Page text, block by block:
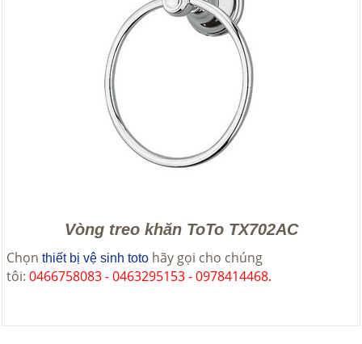
Vòng treo khăn ToTo TX702AC
Chọn thiết bị vệ sinh toto hãy gọi cho chúng
tôi: 0466758083 - 0463295153 - 0978414468.